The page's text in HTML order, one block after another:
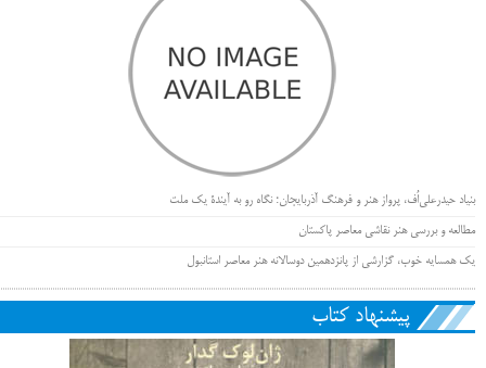
بنیاد حیدرعلی‌اُف، پرواز هنر و فرهنگ آذربایجان؛ نگاه رو به آیندۀ یک ملت
مطالعه و بررسی هنر نقاشی معاصر پاکستان
یک همسایه خوب، گزارشی از پانزدهمین دوسالانه هنر معاصر استانبول
پیشنهاد کتاب